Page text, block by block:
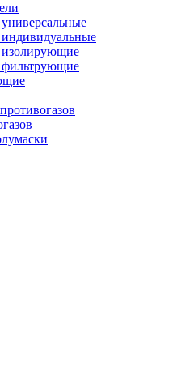
изолирующие
фильтрующие